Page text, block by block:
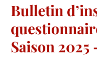
Bulletin
Saison 2025